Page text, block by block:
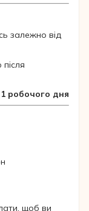
залежно від
робочого дня
щоб ви